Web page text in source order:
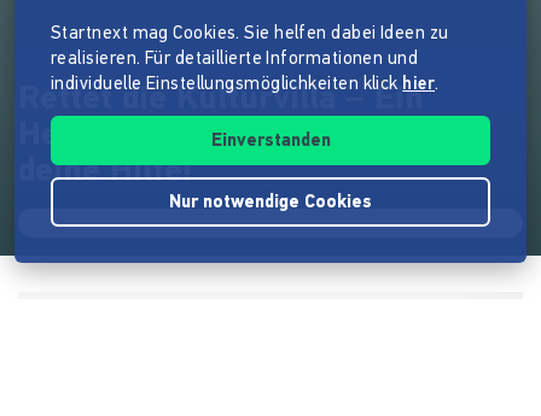
Rettet die Kulturvilla – Ein
Herzstück Greifswalds braucht
deine Hilfe!
Startnext mag Cookies. Sie helfen dabei Ideen zu
realisieren. Für detaillierte Informationen und
individuelle Einstellungsmöglichkeiten klick hier.
Einverstanden
Nur notwendige Cookies